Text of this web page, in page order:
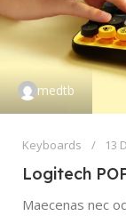
medtb
Keyboards 13
Logitech
Maecenas nec